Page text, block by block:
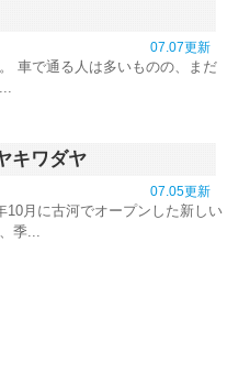
07.07更新
車で通る人は多いものの、まだ
キワダヤ
07.05更新
月に古河でオープンした新しい
季...